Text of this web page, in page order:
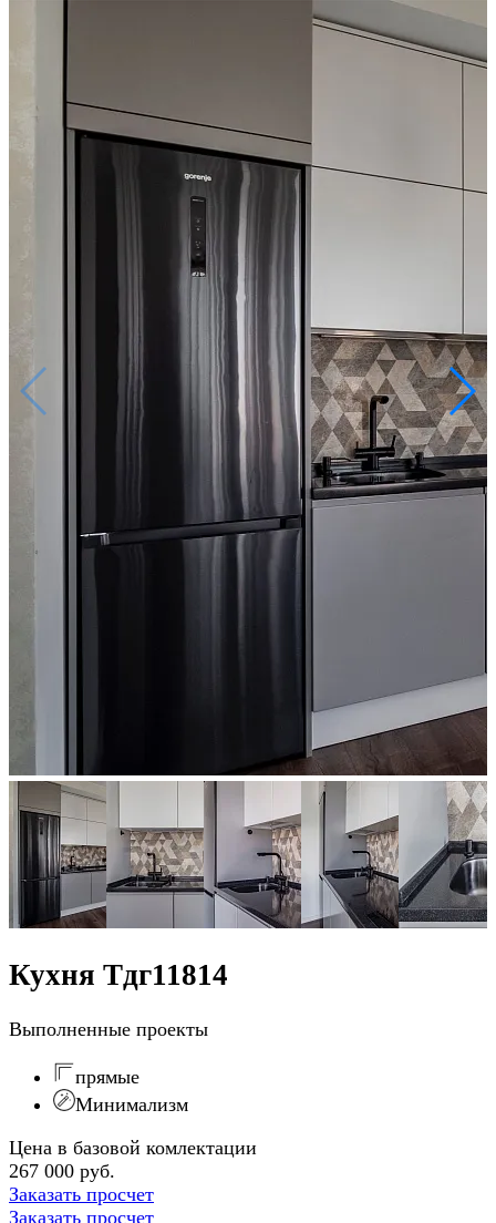
Кухня Тдг11814
Выполненные проекты
прямые
Минимализм
Цена в базовой комлектации
267 000 руб.
Заказать просчет
Заказать просчет